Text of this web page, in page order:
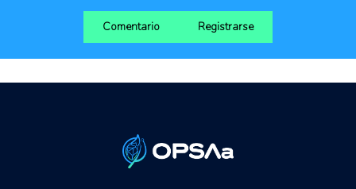
Comentario Registrarse